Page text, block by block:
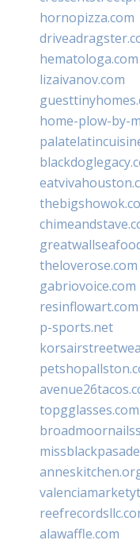
hornopizza.com
hematologa.com
lizaivanov.com
home-plow-by-
theloverose.com
gabriovoice.com
resinflowart.com
p-sports.net
topgglasses.com
alawaffle.com